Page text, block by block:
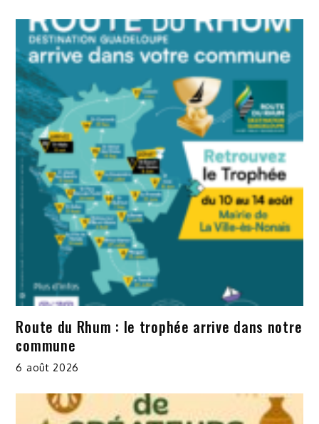
Route du Rhum : le trophée arrive dans notre
commune
6 août 2026